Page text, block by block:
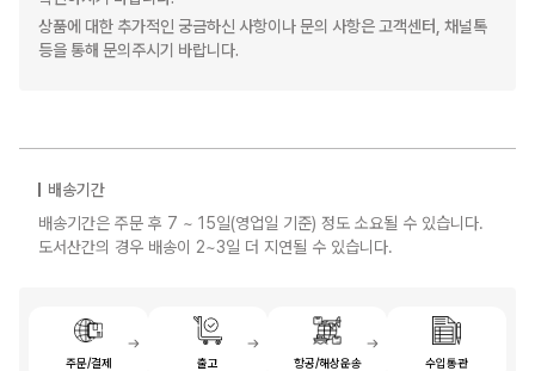
상품에 대한 추가적인 궁금하신 사항이나 문의 사항은 고객센터, 채널톡
등을 통해 문의주시기 바랍니다.
배송기간
배송기간은 주문 후 7 ~ 15일(영업일 기준) 정도 소요될 수 있습니다.
도서산간의 경우 배송이 2~3일 더 지연될 수 있습니다.
주문/결제 출고 항공/해상운송 수입통관